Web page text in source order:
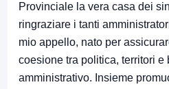
Provinciale la vera casa dei
ringraziare i tanti
mio appello, nato per
coesione tra politica, territori e
amministrativo. Insieme